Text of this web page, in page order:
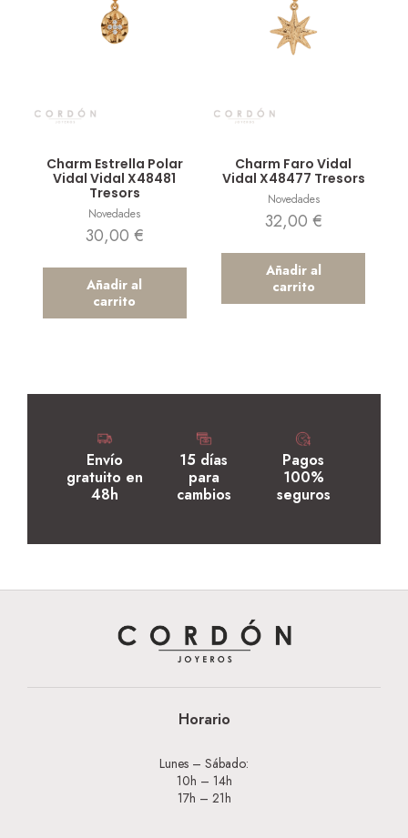
Charm Estrella Polar
Vidal Vidal X48481
Tresors
Novedades
30,00 €
Añadir al
carrito
Charm Faro Vidal
Vidal X48477 Tresors
Novedades
32,00 €
Añadir al
carrito
Envío
gratuito en
48h
15 días
para
cambios
Pagos
100%
seguros
Horario
Lunes – Sábado:
10h – 14h
17h – 21h